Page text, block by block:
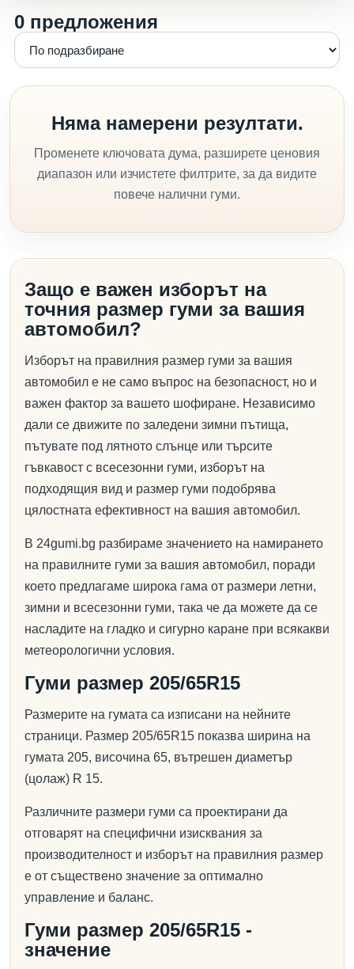
0 предложения
Няма намерени резултати.
Променете ключовата дума, разширете ценовия
диапазон или изчистете филтрите, за да видите
повече налични гуми.
Защо е важен изборът на
точния размер гуми за вашия
автомобил?
Изборът на правилния размер гуми за вашия
автомобил е не само въпрос на безопасност, но и
важен фактор за вашето шофиране. Независимо
дали се движите по заледени зимни пътища,
пътувате под лятното слънце или търсите
гъвкавост с всесезонни гуми, изборът на
подходящия вид и размер гуми подобрява
цялостната ефективност на вашия автомобил.
В 24gumi.bg разбираме значението на намирането
на правилните гуми за вашия автомобил, поради
което предлагаме широка гама от размери летни,
зимни и всесезонни гуми, така че да можете да се
насладите на гладко и сигурно каране при всякакви
метеорологични условия.
Гуми размер 205/65R15
Размерите на гумата са изписани на нейните
страници. Размер 205/65R15 показва ширина на
гумата 205, височина 65, вътрешен диаметър
(цолаж) R 15.
Различните размери гуми са проектирани да
отговарят на специфични изисквания за
производителност и изборът на правилния размер
е от съществено значение за оптимално
управление и баланс.
Гуми размер 205/65R15 -
значение